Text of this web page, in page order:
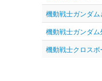
機動戦士ガンダ
機動戦士ガンダ
機動戦士クロス